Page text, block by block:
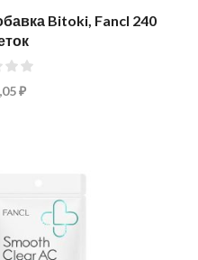
Bitoki, Fancl 240
₽